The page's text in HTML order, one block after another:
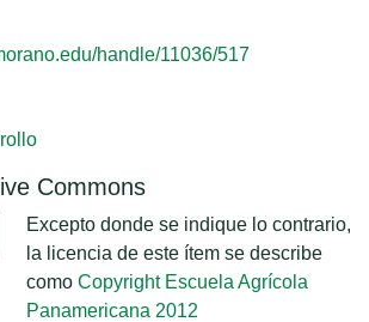
handle/11036/517
Commons
Excepto donde se indique lo contrario,
la licencia de este ítem se describe
como Copyright Escuela Agrícola
Panamericana 2012